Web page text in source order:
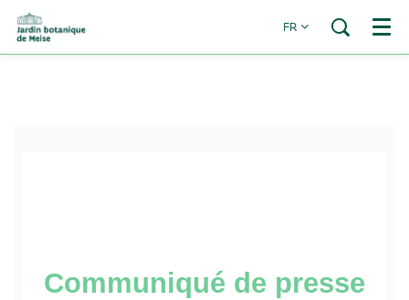
FR Menu
Communiqué de presse